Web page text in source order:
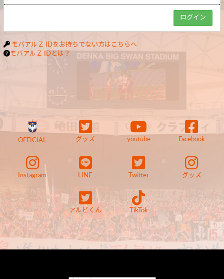
モバアルＺ IDをお持ちでない方はこちらへ
モバアルＺ IDとは？
OFFICIAL グッズ youtube Facebook
Instagram LINE Twitter グッズ
アルビくん TikTok